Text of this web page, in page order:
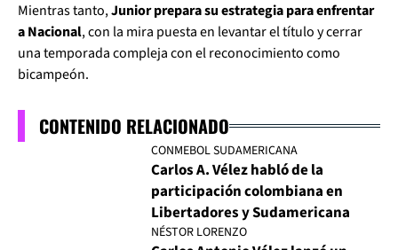
Mientras tanto,Junior prepara su estrategia para enfrentar
a Nacional, con la mira puesta en levantar el título y cerrar
una temporada compleja con el reconocimiento como
bicampeón.
CONTENIDO RELACIONADO
CONMEBOL SUDAMERICANA
Carlos A. Vélez habló de la
participación colombiana en
Libertadores y Sudamericana
NÉSTOR LORENZO